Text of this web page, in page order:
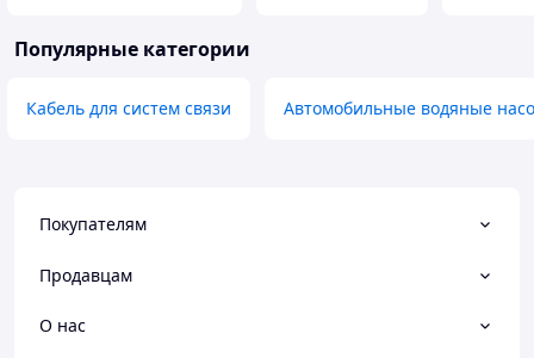
Популярные категории
Кабель для систем связи Автомобильные водяные
Покупателям
Продавцам
О нас